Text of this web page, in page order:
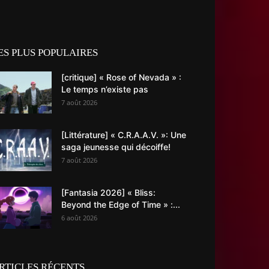
PLUS POPULAIRES
[critique] « Rose of Nevada » :
Le temps n’existe pas
7 août 2026
[Littérature] « C.R.A.A.V. »: Une
saga jeunesse qui décoiffe!
7 août 2026
[Fantasia 2026] « Bliss:
Beyond the Edge of Time » :...
6 août 2026